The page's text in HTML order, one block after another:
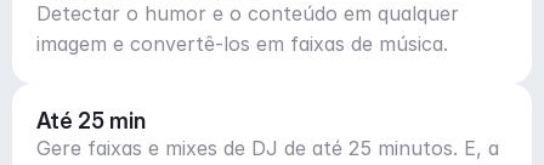
Detectar o humor e o conteúdo em qualquer
imagem e convertê-los em faixas de música.
Até 25 min
Gere faixas e mixes de DJ de até 25 minutos. E, a